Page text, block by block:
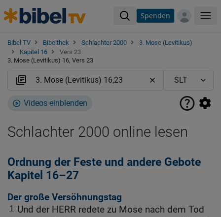
Spenden
Bibel TV Bibelthek Schlachter 2000
3. Mose (Levitikus)
Kapitel 16
Vers 23
3. Mose (Levitikus) 16, Vers 23
Videos einblenden
Schlachter 2000 online lesen
Ordnung der Feste und andere Gebote
Kapitel 16–27
Der große Versöhnungstag
1
Und der HERR redete zu Mose nach dem Tod